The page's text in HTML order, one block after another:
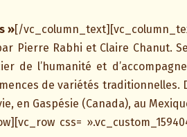
»[/
Pierre Rabhi et Claire Chanut.
de l’humanité et
de variétés traditionnelles.
en Gaspésie (Canada), au
css=